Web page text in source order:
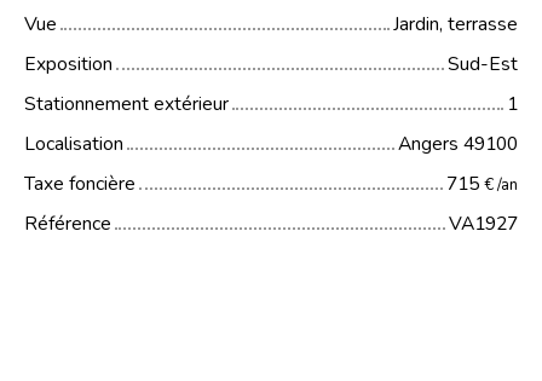
Vue
Jardin, terrasse
Exposition
Sud-Est
Stationnement extérieur
1
Localisation
Angers 49100
Taxe foncière
715 € /an
Référence VA1927